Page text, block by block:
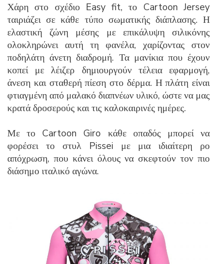
Χάρη στο σχέδιο Easy fit, το Cartoon Jersey
ταιριάζει σε κάθε τύπο σωματικής διάπλασης. Η
ελαστική ζώνη μέσης με επικάλυψη σιλικόνης
ολοκληρώνει αυτή τη φανέλα, χαρίζοντας στον
ποδηλάτη άνετη διαδρομή. Τα μανίκια που έχουν
κοπεί με λέιζερ δημιουργούν τέλεια εφαρμογή,
άνεση και σταθερή πίεση στο δέρμα. Η πλάτη είναι
φτιαγμένη από μαλακό διαπνέων υλικό, ώστε να μας
κρατά δροσερούς και τις καλοκαιρινές ημέρες.
Με το Cartoon Giro κάθε οπαδός μπορεί να
φορέσει το στυλ Pissei με μια ιδιαίτερη ρο
απόχρωση, που κάνει όλους να σκεφτούν τον πιο
διάσημο ιταλικό αγώνα.